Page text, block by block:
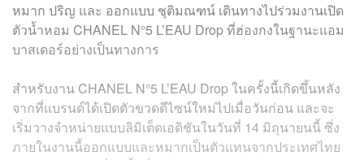
หมาก ปริญ และ ออกแบบ ชุติมณฑน์ เดินทางไปร่วมงานเปิด
ตัวน้ำหอม CHANEL N°5 L’EAU Drop ที่ฮ่องกงในฐานะแอม
บาสเดอร์อย่างเป็นทางการ
สำหรับงาน CHANEL N°5 L’EAU Drop ในครั้งนี้เกิดขึ้นหลัง
จากที่แบรนด์ได้เปิดตัวขวดดีไซน์ใหม่ไปเมื่อวันก่อน และจะ
เริ่มวางจำหน่ายแบบลิมิเต็ดเอดิชันในวันที่ 14 มิถุนายนนี้ ซึ่ง
ภายในงานนี้ออกแบบและหมากเป็นตัวแทนจากประเทศไทย